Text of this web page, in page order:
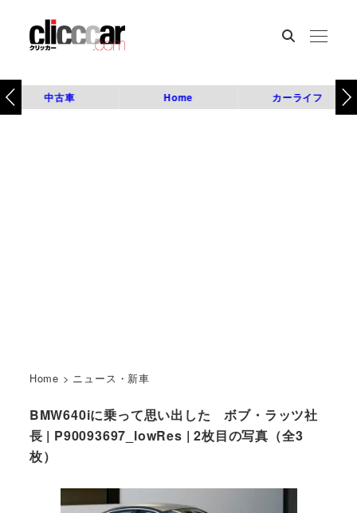
中古車 Home カーライフ
Home > ニュース・新車
BMW640iに乗って思い出した ボブ・ラッツ社
長 | P90093697_lowRes | 2枚目の写真（全3
枚）